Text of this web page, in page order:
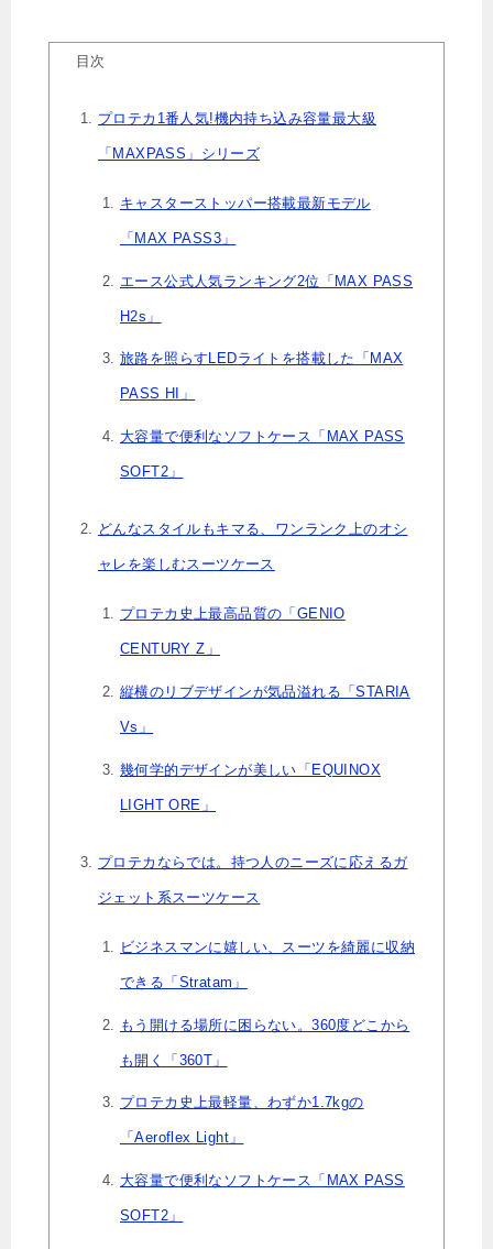
目次
プロテカ1番人気!機内持ち込み容量最大級
「MAXPASS」シリーズ
キャスターストッパー搭載最新モデル
「MAX PASS3」
エース公式人気ランキング2位「MAX PASS
H2s」
旅路を照らすLEDライトを搭載した「MAX
PASS HI」
大容量で便利なソフトケース「MAX PASS
SOFT2」
どんなスタイルもキマる、ワンランク上のオシ
ャレを楽しむスーツケース
プロテカ史上最高品質の「GENIO
CENTURY Z」
縦横のリブデザインが気品溢れる「STARIA
Vs」
幾何学的デザインが美しい「EQUINOX
LIGHT ORE」
プロテカならでは。持つ人のニーズに応えるガ
ジェット系スーツケース
ビジネスマンに嬉しい、スーツを綺麗に収納
できる「Stratam」
もう開ける場所に困らない。360度どこから
も開く「360T」
プロテカ史上最軽量、わずか1.7kgの
「Aeroflex Light」
大容量で便利なソフトケース「MAX PASS
SOFT2」